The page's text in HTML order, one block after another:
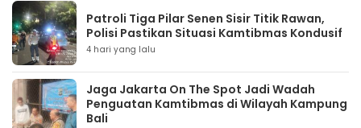
Patroli Tiga Pilar Senen Sisir Titik Rawan,
Polisi Pastikan Situasi Kamtibmas Kondusif
4 hari yang lalu
Jaga Jakarta On The Spot Jadi Wadah
Penguatan Kamtibmas di Wilayah Kampung
Bali